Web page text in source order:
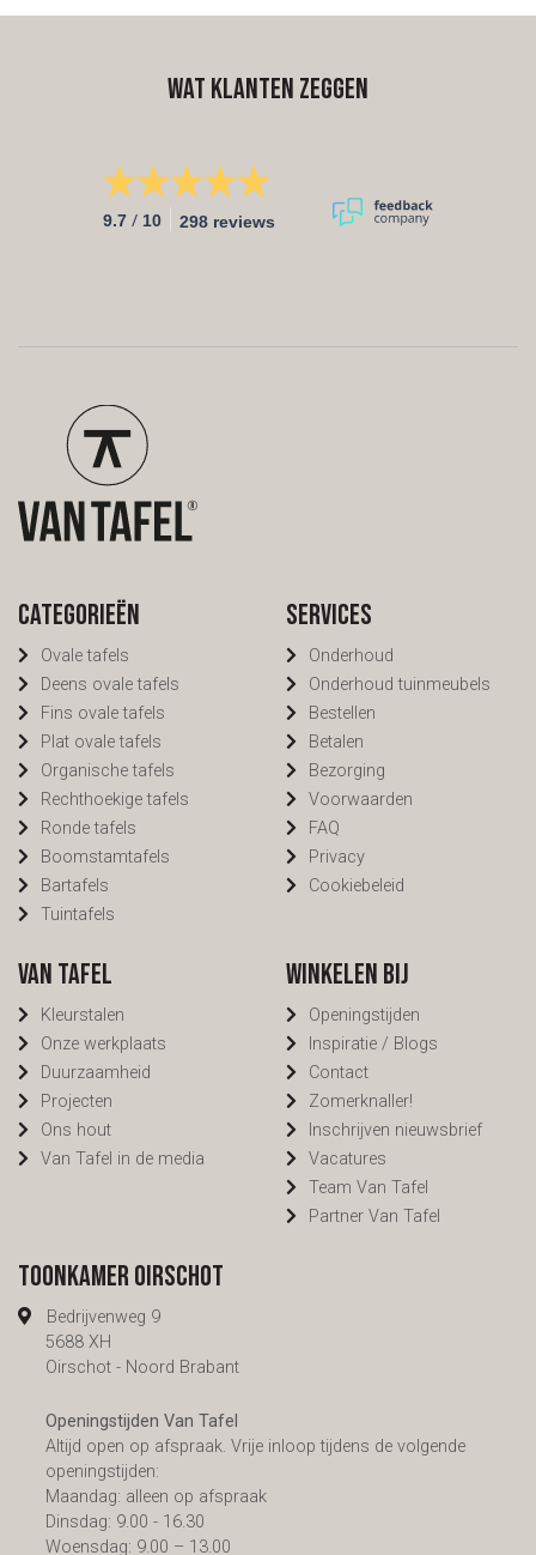
elegante houten onderstel
tafel Hinde, maar ook bij
Ren wordt in dezelfde kleur
bank is in verschillende
lengtematen te verkrijgen.
Wat klanten zeggen
9.7 / 10 298 reviews
Categorieën
Ovale tafels
Deens ovale tafels
Fins ovale tafels
Plat ovale tafels
Organische tafels
Rechthoekige tafels
Ronde tafels
Boomstamtafels
Bartafels
Tuintafels
Services
Onderhoud
Onderhoud tuinmeubels
Bestellen
Betalen
Bezorging
Voorwaarden
FAQ
Privacy
Cookiebeleid
Van Tafel
Kleurstalen
Onze werkplaats
Duurzaamheid
Projecten
Ons hout
Van Tafel in de media
Winkelen bij
Openingstijden
Inspiratie / Blogs
Contact
Zomerknaller!
Inschrijven nieuwsbrief
Vacatures
Team Van Tafel
Partner Van Tafel
Toonkamer Oirschot
Bedrijvenweg 9
5688 XH
Oirschot - Noord Brabant
Openingstijden Van Tafel
Altijd open op afspraak. Vrije inloop tijdens de volgende
openingstijden:
Maandag: alleen op afspraak
Dinsdag: 9.00 - 16.30
Woensdag: 9.00 – 13.00